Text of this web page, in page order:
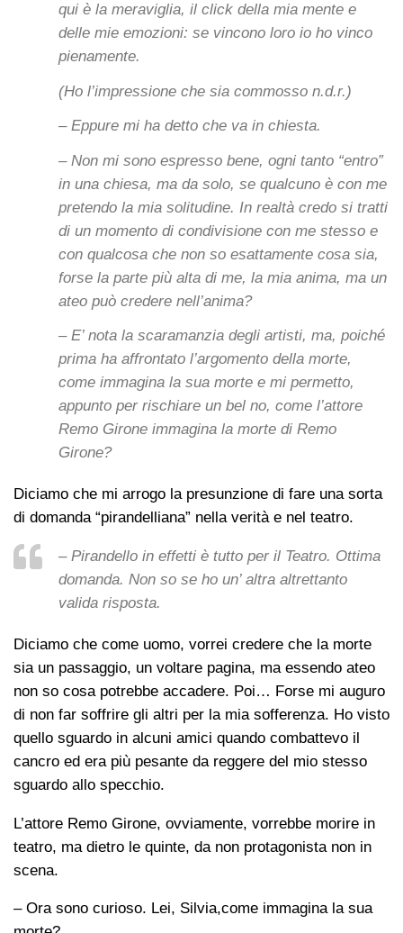
qui è la meraviglia, il click della mia mente e
delle mie emozioni: se vincono loro io ho vinco
pienamente.
(Ho l’impressione che sia commosso n.d.r.)
– Eppure mi ha detto che va in chiesta.
– Non mi sono espresso bene, ogni tanto “entro”
in una chiesa, ma da solo, se qualcuno è con me
pretendo la mia solitudine. In realtà credo si tratti
di un momento di condivisione con me stesso e
con qualcosa che non so esattamente cosa sia,
forse la parte più alta di me, la mia anima, ma un
ateo può credere nell’anima?
– E’ nota la scaramanzia degli artisti, ma, poiché
prima ha affrontato l’argomento della morte,
come immagina la sua morte e mi permetto,
appunto per rischiare un bel no, come l’attore
Remo Girone immagina la morte di Remo
Girone?
Diciamo che mi arrogo la presunzione di fare una sorta
di domanda “pirandelliana” nella verità e nel teatro.
– Pirandello in effetti è tutto per il Teatro. Ottima
domanda. Non so se ho un’ altra altrettanto
valida risposta.
Diciamo che come uomo, vorrei credere che la morte
sia un passaggio, un voltare pagina, ma essendo ateo
non so cosa potrebbe accadere. Poi… Forse mi auguro
di non far soffrire gli altri per la mia sofferenza. Ho visto
quello sguardo in alcuni amici quando combattevo il
cancro ed era più pesante da reggere del mio stesso
sguardo allo specchio.
L’attore Remo Girone, ovviamente, vorrebbe morire in
teatro, ma dietro le quinte, da non protagonista non in
scena.
– Ora sono curioso. Lei, Silvia,come immagina la sua